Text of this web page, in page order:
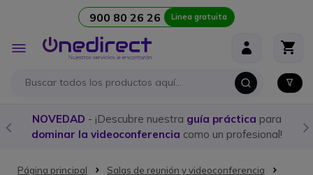
900 80 26 26 Linea gratuita
Toggle
Nav
NOVEDAD - ¡Descubre nuestra guía práctica para
dominar la videoconferencia como un profesional!
Página principal
Salas de reunión y videoconferencia